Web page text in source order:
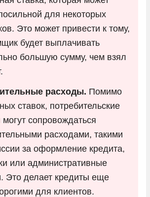
для некоторых
Это может привести к тому,
будет выплачивать
большую сумму, чем взял
расходы. Помимо
ставок, потребительские
сопровождаться
расходами, такими
за оформление кредита,
или административные
Это делает кредиты еще
для клиентов.